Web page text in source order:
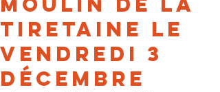
Tiretaine le
vendredi 3
décembre